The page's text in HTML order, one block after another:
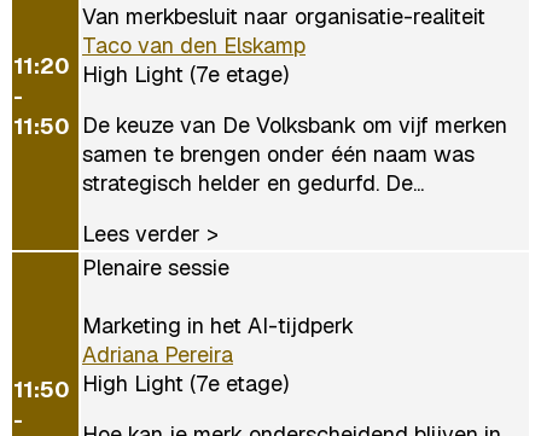
11:20
-
11:50
Van merkbesluit naar organisatie-realiteit
Taco van den Elskamp
High Light (7e etage)
De keuze van De Volksbank om vijf merken
samen te brengen onder één naam was
strategisch helder en gedurfd. De...
Lees verder >
11:50
-
Plenaire sessie
Marketing in het AI-tijdperk
Adriana Pereira
High Light (7e etage)